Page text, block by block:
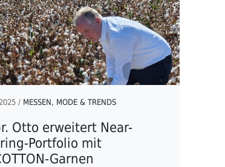
/ MESSEN, MODE & TRENDS
Otto erweitert Near-
Portfolio mit
Garnen